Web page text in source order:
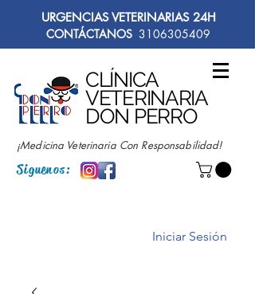
URGENCIAS VETERINARIAS 24H
CONTÁCTANOS 3106305409
CLÍNICA
VETERINARIA
DON PERRO
¡Medicina Veterinaria Con Responsabilidad!
Siguenos:
Iniciar Sesión